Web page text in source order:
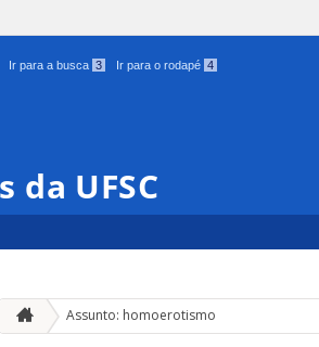
Ir para a busca 3 Ir para o rodapé 4
da UFSC
Assunto: homoerotismo